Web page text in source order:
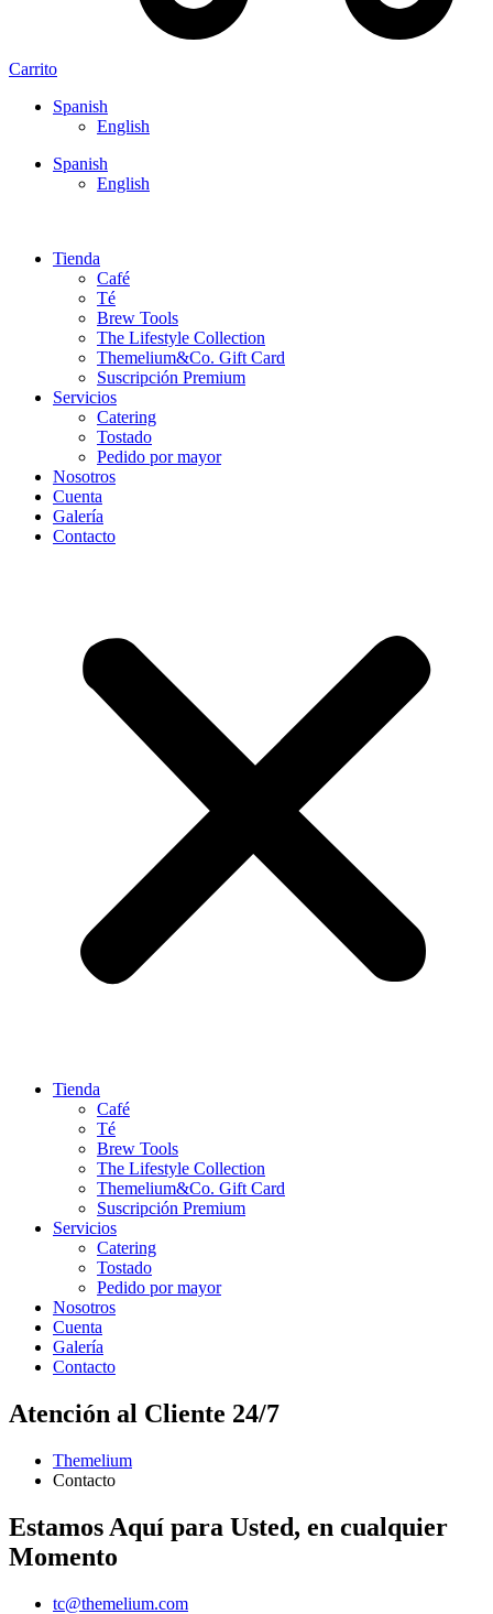
Carrito
Spanish
English
Spanish
English
Tienda
Café
Té
Brew Tools
The Lifestyle Collection
Themelium&Co. Gift Card
Suscripción Premium
Servicios
Catering
Tostado
Pedido por mayor
Nosotros
Cuenta
Galería
Contacto
Tienda
Café
Té
Brew Tools
The Lifestyle Collection
Themelium&Co. Gift Card
Suscripción Premium
Servicios
Catering
Tostado
Pedido por mayor
Nosotros
Cuenta
Galería
Contacto
Atención al Cliente 24/7
Themelium
Contacto
Estamos Aquí para Usted, en cualquier
Momento
tc@themelium.com